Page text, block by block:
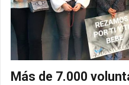
Más de 7.000